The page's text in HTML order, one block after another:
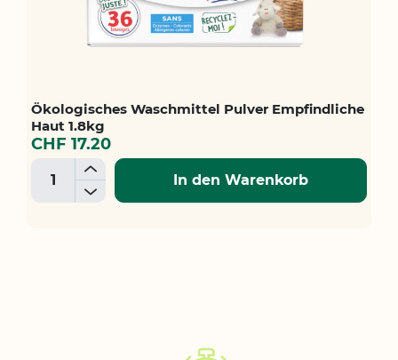
Ökologisches Waschmittel Pulver Empfindliche
Haut 1.8kg
CHF 17.20
+
-
In den Warenkorb